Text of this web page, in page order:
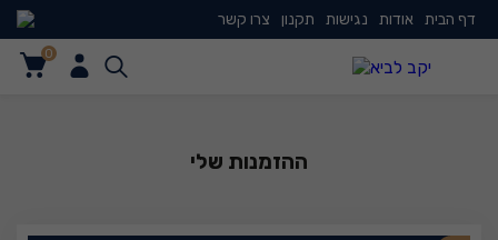
דף הבית אודות נגישות תקנון צרו קשר
0
ההזמנות שלי